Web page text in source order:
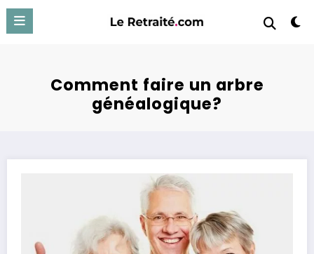
Aller
contenu
Comment faire un arbre
généalogique?